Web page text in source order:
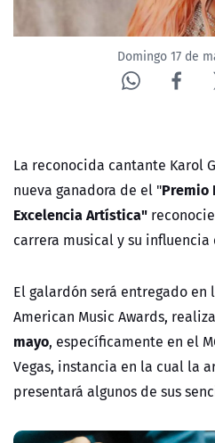
ÁREA DE PROYECTOS
Domingo 17 de
La reconocida cantante Karol
nueva ganadora de el "Premio
Excelencia Artística"
carrera musical y su
El galardón será entregado
American Music Awards,
mayo, específicamente en el
Vegas, instancia en la cual la
presentará algunos de sus